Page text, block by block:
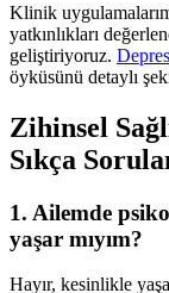
Klinik
yatkınlıkları
geliştiriyoruz.
öyküsünü detaylı
Zihinsel
Sıkça
1. Ailemde
yaşar mıyım?
Hayır, kesinlikle